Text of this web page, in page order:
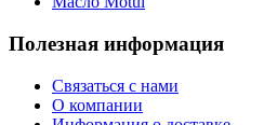
Полезная информация
Связаться с нами
О компании